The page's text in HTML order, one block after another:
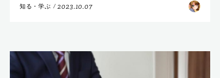
知る・学ぶ / 2023.10.07